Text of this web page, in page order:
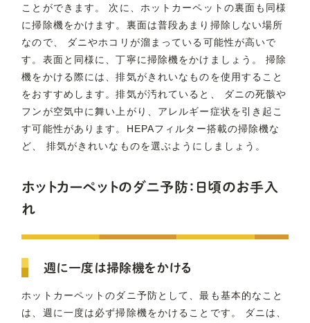
ことができます。 次に、ホットカーペットの裏面も同様
に掃除機をかけます。裏面は普段あまり掃除しない場所
なので、 ダニやホコリが溜まっている可能性が高いで
す。表面と同様に、丁寧に掃除機をかけましょう。 掃除
機をかける際には、排気がきれいなものを使用すること
をおすすめします。排気が汚れていると、 ダニの死骸や
フンが空気中に舞い上がり、アレルギー症状を引き起こ
す可能性があります。HEPAフィルター搭載の掃除機な
ど、 排気がきれいなものを選ぶようにしましょう。
ホットカーペットのダニ予防：日頃のお手入
れ
週に一度は掃除機をかける
ホットカーペットのダニ予防として、最も基本的なこと
は、週に一度は必ず掃除機をかけることです。 ダニは、